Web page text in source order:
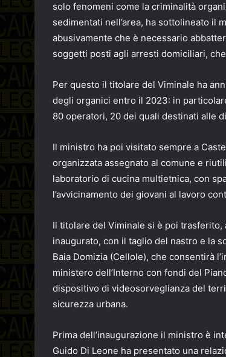
solo fenomeni come la criminalità
sedimentati nell’area, ha sottolineato il
abusivamente che è necessario
soggetti posti agli arresti domiciliari,
Per questo il titolare del Viminale ha
degli organici entro il 2023: in
80 operatori, 20 dei quali destinati alle
Il ministro ha poi visitato sempre a
organizzata assegnato al comune e
laboratorio di cucina multietnica, con
l’avvicinamento dei giovani al lavoro
Il titolare del Viminale si è poi
inaugurato, con il taglio del nastro e la
Baia Domizia (Cellole), che consentirà
ministero dell’Interno con fondi del
dispositivo di videosorveglianza del
sicurezza urbana.
Prima dell’inaugurazione il ministro è
Guido Di Leone ha presentato una